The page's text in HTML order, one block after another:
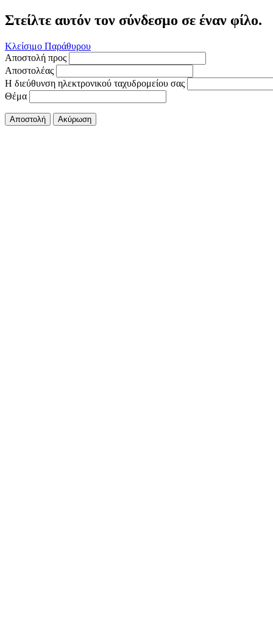
Στείλτε αυτόν τον σύνδεσμο σε έναν φίλο.
Κλείσιμο Παράθυρου
Αποστολή προς
Αποστολέας
Η διεύθυνση ηλεκτρονικού ταχυδρομείου σας
Θέμα
Αποστολή Ακύρωση